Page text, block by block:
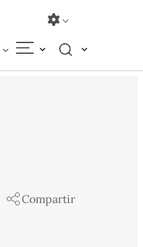
Compartir